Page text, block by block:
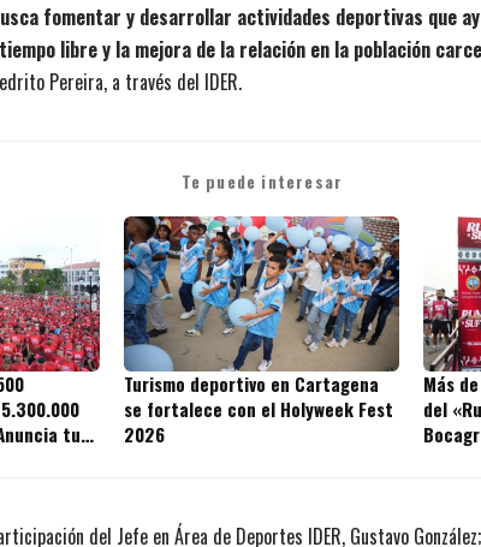
fomentar y desarrollar actividades deportivas que
libre y la mejora de la relación en la población
Pereira, a través del IDER.
Te puede interesar
tu
Turismo deportivo en Cartagena
se fortalece con el Holyweek Fest
2026
Más
del
del Jefe en Área de Deportes IDER, Gustavo